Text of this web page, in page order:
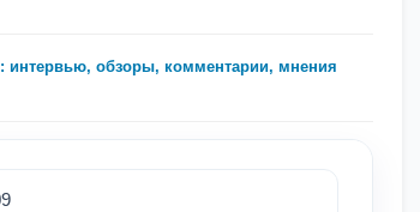
интервью, обзоры, комментарии, мнения